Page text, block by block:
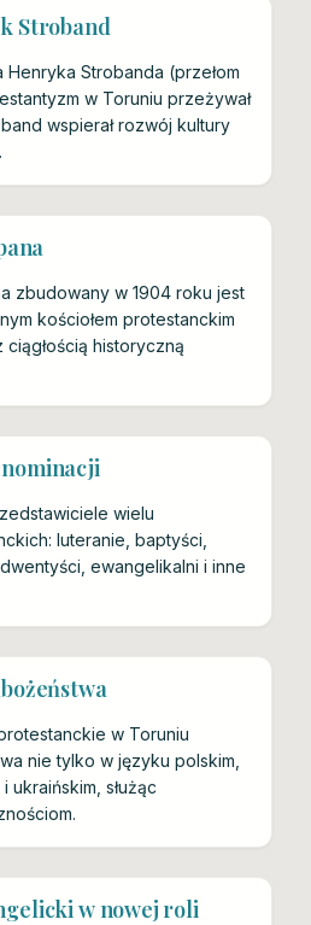
Stroband
Henryka Strobanda (przełom
w Toruniu przeżywał
wspierał rozwój kultury
zbudowany w 1904 roku jest
kościołem protestanckim
historyczną
wielu
luteranie, baptyści,
ewangelikalni i inne
w Toruniu
nie tylko w języku polskim,
ukraińskim, służąc
w nowej roli